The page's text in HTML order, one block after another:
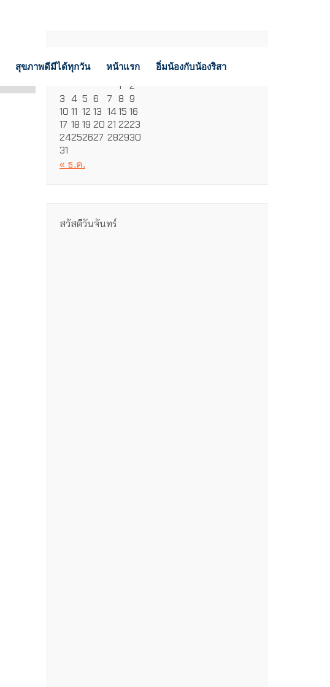
สุขภาพดีมีได้ทุกวัน หน้าแรก อิ่มน้องกับน้องริสา
จ. อ. พ. ศ. ส. อา.
1
2
3 4 5 6 7 8 9
10 11 12 13 1415 16
17 18 19 20 21 2223
24252627 282930
31
« ธ.ค.
สวัสดีวันจันทร์